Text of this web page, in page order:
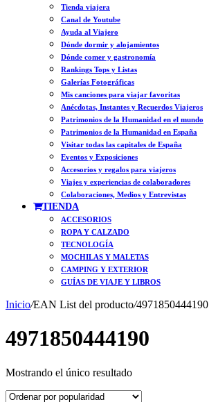
Tienda viajera
Canal de Youtube
Ayuda al Viajero
Dónde dormir y alojamientos
Dónde comer y gastronomía
Rankings Tops y Listas
Galerías Fotográficas
Mis canciones para viajar favoritas
Anécdotas, Instantes y Recuerdos Viajeros
Patrimonios de la Humanidad en el mundo
Patrimonios de la Humanidad en España
Visitar todas las capitales de España
Eventos y Exposiciones
Accesorios y regalos para viajeros
Viajes y experiencias de colaboradores
Colaboraciones, Medios y Entrevistas
TIENDA
ACCESORIOS
ROPA Y CALZADO
TECNOLOGÍA
MOCHILAS Y MALETAS
CAMPING Y EXTERIOR
GUÍAS DE VIAJE Y LIBROS
Inicio/EAN List del producto/4971850444190
4971850444190
Mostrando el único resultado